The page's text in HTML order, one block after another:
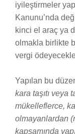
iyileştirmeler
Kanunu’nda
kinci el araç ya
olmakla birlikte
vergi
Yapılan bu
kara taşıtı veya
mükelleflerce,
olmayanlardan
kapsamında